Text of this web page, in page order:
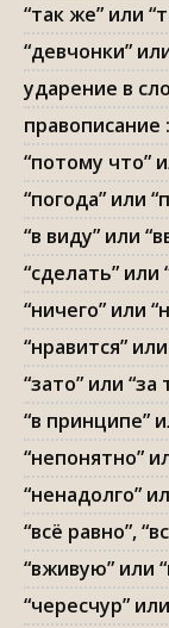
“так же” или
“девчонки”
ударение в
правописание
“потому что”
“погода” или
“в виду” или
“сделать” или
“ничего” или
“нравится”
“зато” или “за
“в принципе”
“непонятно”
“ненадолго”
“всё равно”,
“вживую” или
“чересчур”